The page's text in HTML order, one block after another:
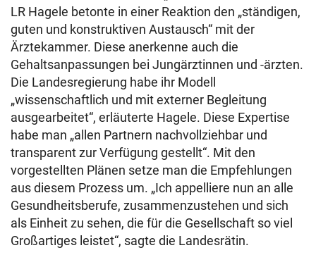
LR Hagele betonte in einer Reaktion den „ständigen,
guten und konstruktiven Austausch“ mit der
Ärztekammer. Diese anerkenne auch die
Gehaltsanpassungen bei Jungärztinnen und -ärzten.
Die Landesregierung habe ihr Modell
„wissenschaftlich und mit externer Begleitung
ausgearbeitet“, erläuterte Hagele. Diese Expertise
habe man „allen Partnern nachvollziehbar und
transparent zur Verfügung gestellt“. Mit den
vorgestellten Plänen setze man die Empfehlungen
aus diesem Prozess um. „Ich appelliere nun an alle
Gesundheitsberufe, zusammenzustehen und sich
als Einheit zu sehen, die für die Gesellschaft so viel
Großartiges leistet“, sagte die Landesrätin.